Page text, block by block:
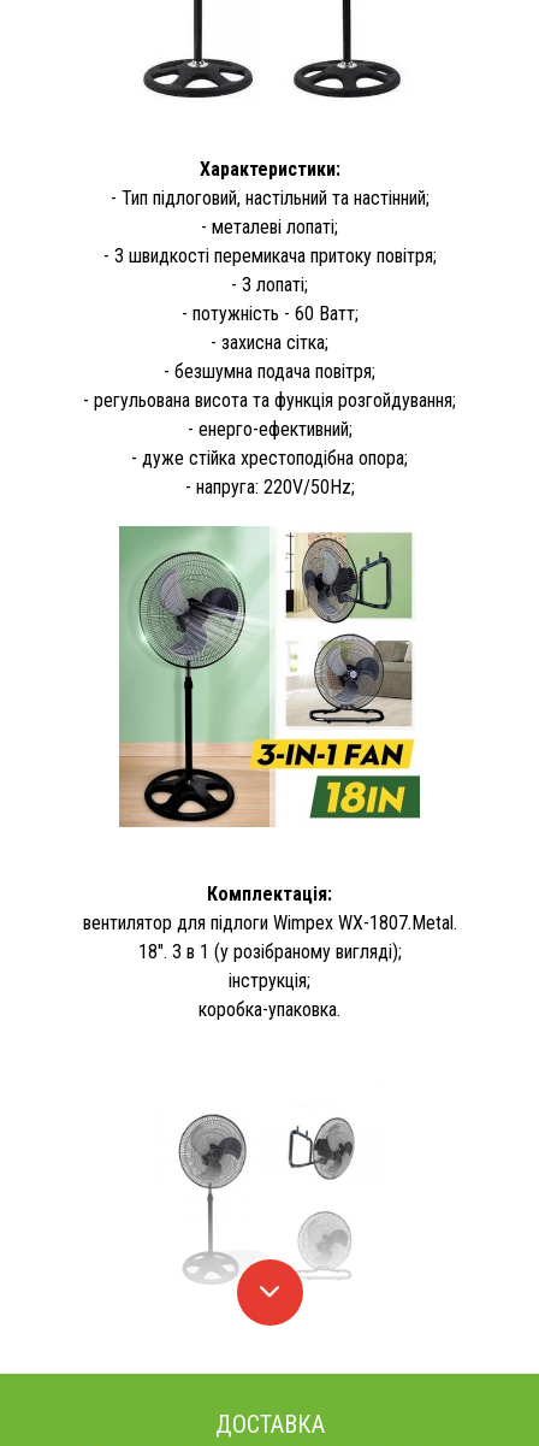
Характеристики:
- Тип підлоговий, настільний та настінний;
- металеві лопаті;
- 3 швидкості перемикача притоку повітря;
- 3 лопаті;
- потужність - 60 Ватт;
- захисна сітка;
- безшумна подача повітря;
- регульована висота та функція розгойдування;
- енерго-ефективний;
- дуже стійка хрестоподібна опора;
- напруга: 220V/50Hz;
Комплектація:
вентилятор для підлоги Wimpex WX-1807.Metal.
18". 3 в 1 (у розібраному вигляді);
інструкція;
коробка-упаковка.
ДОСТАВКА